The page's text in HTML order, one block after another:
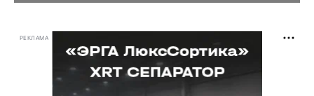
РЕКЛАМА